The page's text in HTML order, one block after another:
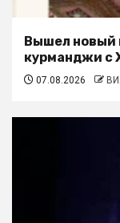
Вышел новый
курманджи с
07.08.2026